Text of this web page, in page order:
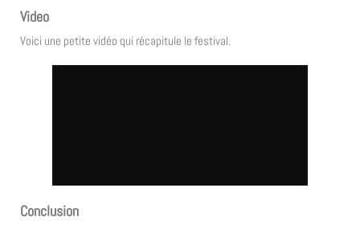
Video
Voici une petite vidéo qui récapitule le festival.
Conclusion